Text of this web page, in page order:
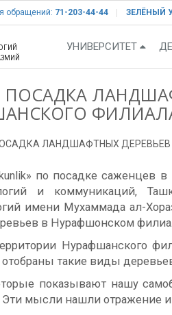
обращений: 71-203-44-44 ЗЕЛЁНЫЙ
УНИВЕРСИТЕТ
ЛАНДШАФТНЫХ
по посадке саженцев
и коммуникаций,
имени Мухаммада ал-
в Нурафшонском
Нурафшанского
такие виды
показывают нашу
Эти мысли нашли отражение